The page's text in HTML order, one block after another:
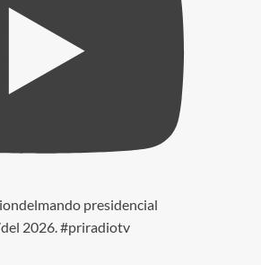
presidencial
2026. #priradiotv